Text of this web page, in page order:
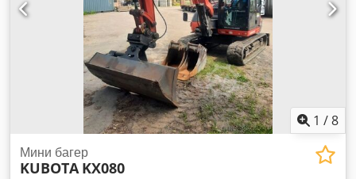
1 /8
Мини багер
KUBOTA KX080